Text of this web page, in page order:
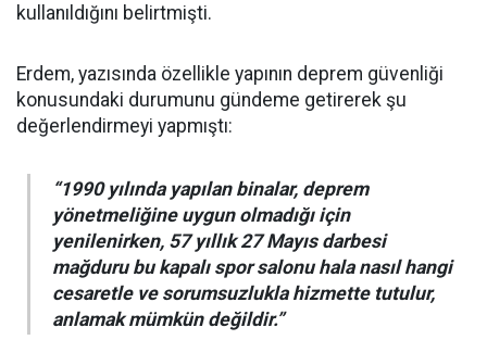
kullanıldığını belirtmişti.
Erdem, yazısında özellikle yapının deprem güvenliği
konusundaki durumunu gündeme getirerek şu
değerlendirmeyi yapmıştı:
“1990 yılında yapılan binalar, deprem
yönetmeliğine uygun olmadığı için
yenilenirken, 57 yıllık 27 Mayıs darbesi
mağduru bu kapalı spor salonu hala nasıl hangi
cesaretle ve sorumsuzlukla hizmette tutulur,
anlamak mümkün değildir.”